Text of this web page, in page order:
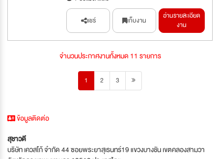
แชร์ เก็บงาน
อ่านรายละเอียด
งาน
จำนวนประกาศงานทั้งหมด 11 รายการ
1 2 3
ข้อมูลติดต่อ
สุชาวดี
บริษัท เควสโก้ จำกัด 44 ซอยพระยาสุเรนทร์19 แขวงบางชัน เขตคลองสามวา